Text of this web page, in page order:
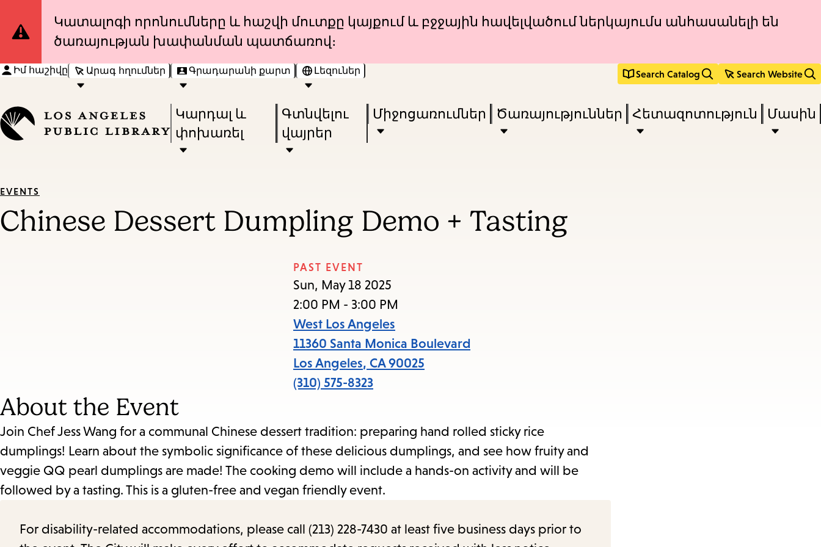
Skip
Skip
Site
Notification
Կատալոգի որոնումները և հաշվի մուտքը կայքում և բջջային հավելվածում ներկայումս անհասանելի են
ծառայության խափանման պատճառով։
Իմ հաշիվը Արագ հղումներ Գրադարանի քարտ Լեզուներ Search Catalog Search Website
in
keywords
Press
Enter
to
submenu,
down
close
the
submenu.
Կարդալ և
փոխառել
Գտնվելու
վայրեր
Միջոցառումներ Ծառայություններ Հետազոտություն Մասին
EVENTS
Chinese Dessert Dumpling Demo + Tasting
PAST EVENT
Sun, May 18 2025
2:00 PM - 3:00 PM
West Los Angeles
11360 Santa Monica Boulevard
Los Angeles, CA 90025
(310) 575-8323
About the Event
Join Chef Jess Wang for a communal Chinese dessert tradition: preparing hand rolled sticky rice
dumplings! Learn about the symbolic significance of these delicious dumplings, and see how fruity and
veggie QQ pearl dumplings are made! The cooking demo will include a hands-on activity and will be
followed by a tasting. This is a gluten-free and vegan friendly event.
For disability-related accommodations, please call (213) 228-7430 at least five business days prior to